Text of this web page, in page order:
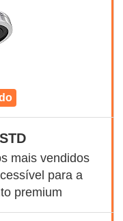
mais vendidos
para a
premium